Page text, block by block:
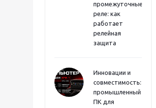
промежуточные
реле: как
работает
релейная
защита
Инновации и
совместимость:
промышленный
ПК для